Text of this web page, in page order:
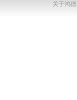
关于鸿德